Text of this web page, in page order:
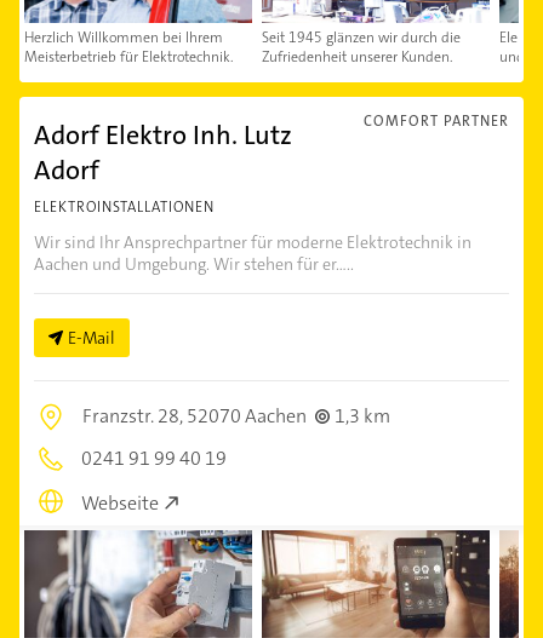
Herzlich Willkommen bei Ihrem
Meisterbetrieb für Elektrotechnik.
Seit 1945 glänzen wir durch die
Zufriedenheit unserer Kunden.
und
COMFORT PARTNER
Adorf Elektro Inh. Lutz
Adorf
ELEKTROINSTALLATIONEN
Wir sind Ihr Ansprechpartner für moderne Elektrotechnik in
Aachen und Umgebung. Wir stehen für er.....
E-Mail
Franzstr. 28,52070 Aachen
1,3 km
0241 91 99 40 19
Webseite